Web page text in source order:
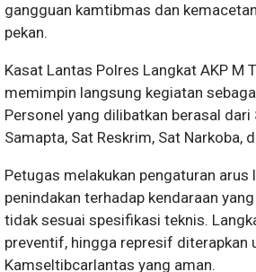
gangguan kamtibmas dan
pekan.
Kasat Lantas Polres Langkat AKP M
memimpin langsung kegiatan
Personel yang dilibatkan berasal dari
Samapta, Sat Reskrim, Sat Narkoba,
Petugas melakukan pengaturan arus
penindakan terhadap kendaraan
tidak sesuai spesifikasi teknis.
preventif, hingga represif diterapkan
Kamseltibcarlantas yang aman.